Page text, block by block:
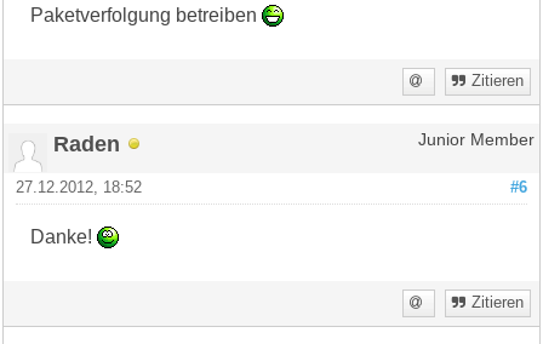
Paketverfolgung betreiben
Zitieren
Raden Junior Member
#6
27.12.2012, 18:52
Danke!
Zitieren